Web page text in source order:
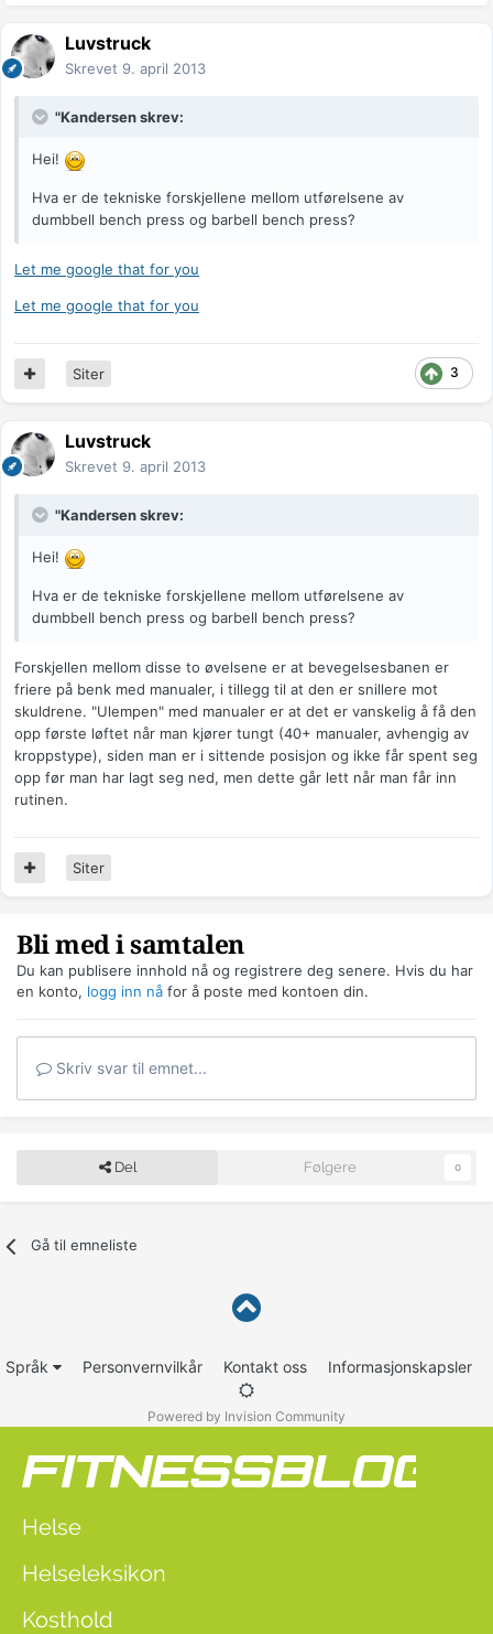
Luvstruck
Skrevet 9. april 2013
"Kandersen skrev:
Hei!
Hva er de tekniske forskjellene mellom utførelsene av
dumbbell bench press og barbell bench press?
Let me google that for you
Let me google that for you
3
Siter
Luvstruck
Skrevet 9. april 2013
"Kandersen skrev:
Hei!
Hva er de tekniske forskjellene mellom utførelsene av
dumbbell bench press og barbell bench press?
Forskjellen mellom disse to øvelsene er at bevegelsesbanen er
friere på benk med manualer, i tillegg til at den er snillere mot
skuldrene. "Ulempen" med manualer er at det er vanskelig å få den
opp første løftet når man kjører tungt (40+ manualer, avhengig av
kroppstype), siden man er i sittende posisjon og ikke får spent seg
opp før man har lagt seg ned, men dette går lett når man får inn
rutinen.
Siter
Bli med i samtalen
Du kan publisere innhold nå og registrere deg senere. Hvis du har
en konto, logg inn nå for å poste med kontoen din.
Skriv svar til emnet...
Del Følgere 0
Gå til emneliste
Språk Personvernvilkår Kontakt oss Informasjonskapsler
Powered by Invision Community
Helse
Helseleksikon
Kosthold